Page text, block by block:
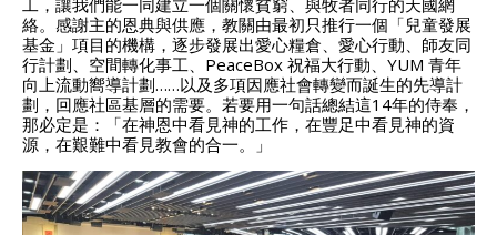
絡。感謝主的恩典與供應，教關由最初只推行一個「兒童發展
基金」項目的機構，逐步發展出愛心糧倉、愛心行動、師友同
行計劃、空間轉化事工、PeaceBox 祝福大行動、YUM 青年
向上流動嚮導計劃……以及多項因應社會轉變而誕生的先導計
劃，回應社區基層的需要。若要用一句話總結這14年的侍奉，
那必定是：「在神恩中看見神的工作，在豐足中看見神的資
源，在艱難中看見教會的合一。」